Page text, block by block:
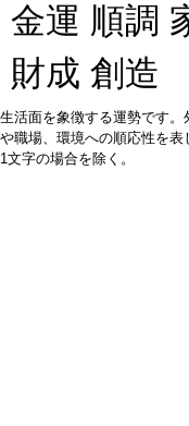
金運 順調
財成 創造
生活面を象徴する運勢です
や職場、環境への順応性を
1文字の場合を除く。